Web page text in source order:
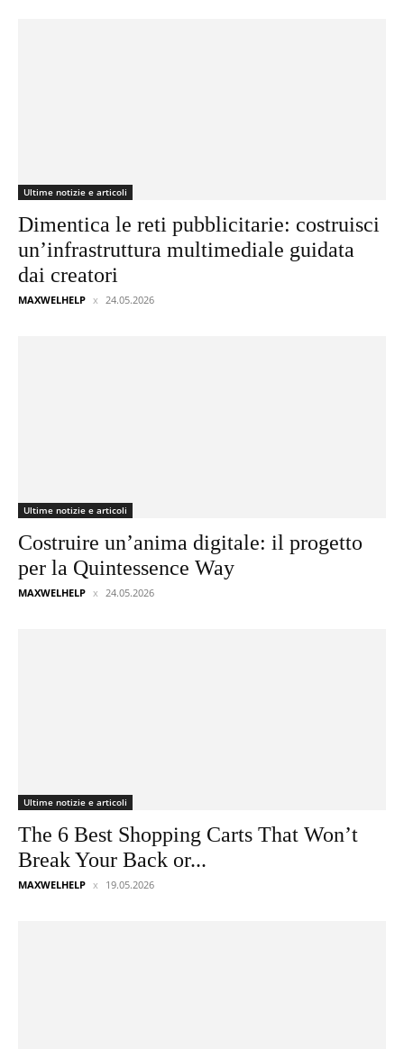
Ultime notizie e articoli
Dimentica le reti pubblicitarie: costruisci
un’infrastruttura multimediale guidata
dai creatori
MAXWELHELP 24.05.2026
Ultime notizie e articoli
Costruire un’anima digitale: il progetto
per la Quintessence Way
MAXWELHELP 24.05.2026
Ultime notizie e articoli
The 6 Best Shopping Carts That Won’t
Break Your Back or...
MAXWELHELP 19.05.2026